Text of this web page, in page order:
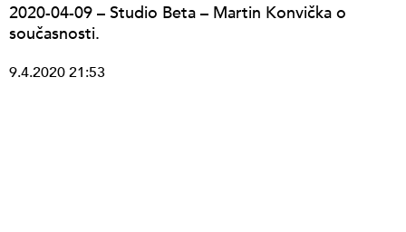
2020-04-09 – Studio Beta – Martin Konvička o
současnosti.
9.4.2020 21:53